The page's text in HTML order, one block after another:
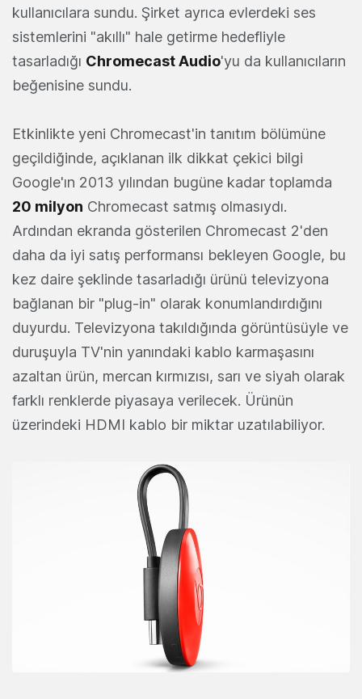
kullanıcılara sundu. Şirket ayrıca evlerdeki ses
sistemlerini "akıllı" hale getirme hedefliyle
tasarladığı Chromecast Audio'yu da kullanıcıların
beğenisine sundu.
Etkinlikte yeni Chromecast'in tanıtım bölümüne
geçildiğinde, açıklanan ilk dikkat çekici bilgi
Google'ın 2013 yılından bugüne kadar toplamda
20 milyon Chromecast satmış olmasıydı.
Ardından ekranda gösterilen Chromecast 2'den
daha da iyi satış performansı bekleyen Google, bu
kez daire şeklinde tasarladığı ürünü televizyona
bağlanan bir "plug-in" olarak konumlandırdığını
duyurdu. Televizyona takıldığında görüntüsüyle ve
duruşuyla TV'nin yanındaki kablo karmaşasını
azaltan ürün, mercan kırmızısı, sarı ve siyah olarak
farklı renklerde piyasaya verilecek. Ürünün
üzerindeki HDMI kablo bir miktar uzatılabiliyor.